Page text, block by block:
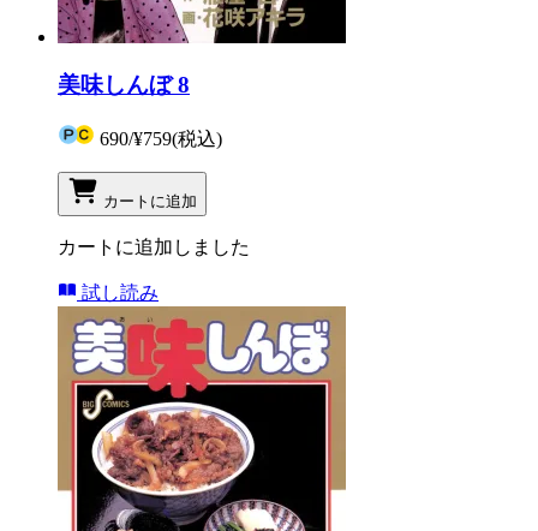
美味しんぼ 8
690/¥759(税込)
カートに追加
カートに追加しました
試し読み